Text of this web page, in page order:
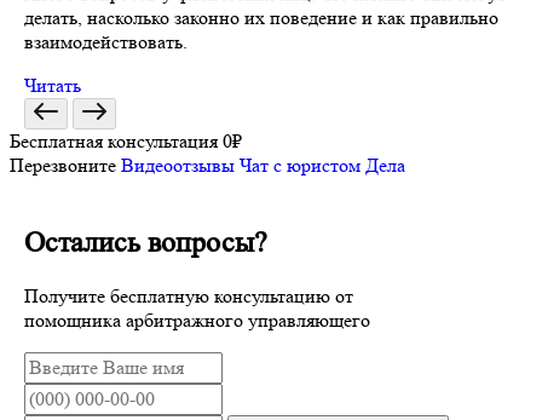
делать, насколько законно их поведение и как правильно
взаимодействовать.
Читать
Бесплатная консультация 0₽
Перезвоните Видеоотзывы Чат с юристом Дела
Остались вопросы?
Получите бесплатную консультацию от
помощника арбитражного управляющего